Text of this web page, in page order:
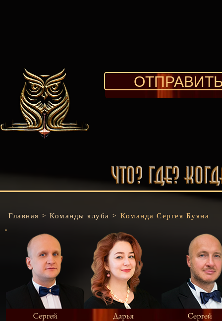
Главная > Команды клуба > Команда Сергея Буяна
Сергей
Дарья
Сергей